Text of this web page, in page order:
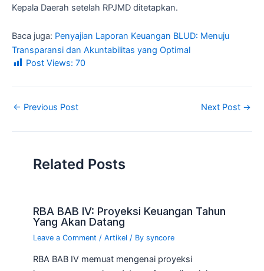
Kepala Daerah setelah RPJMD ditetapkan.
Baca juga: Penyajian Laporan Keuangan BLUD: Menuju
Transparansi dan Akuntabilitas yang Optimal
Post Views: 70
← Previous Post Next Post →
Related Posts
RBA BAB IV: Proyeksi Keuangan Tahun
Yang Akan Datang
Leave a Comment /Artikel / Bysyncore
RBA BAB IV memuat mengenai proyeksi